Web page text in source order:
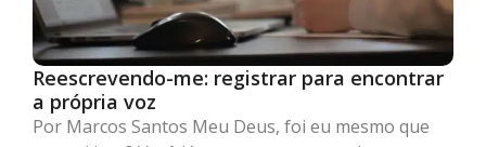
Reescrevendo-me: registrar para encontrar
a própria voz
Por Marcos Santos Meu Deus, foi eu mesmo que